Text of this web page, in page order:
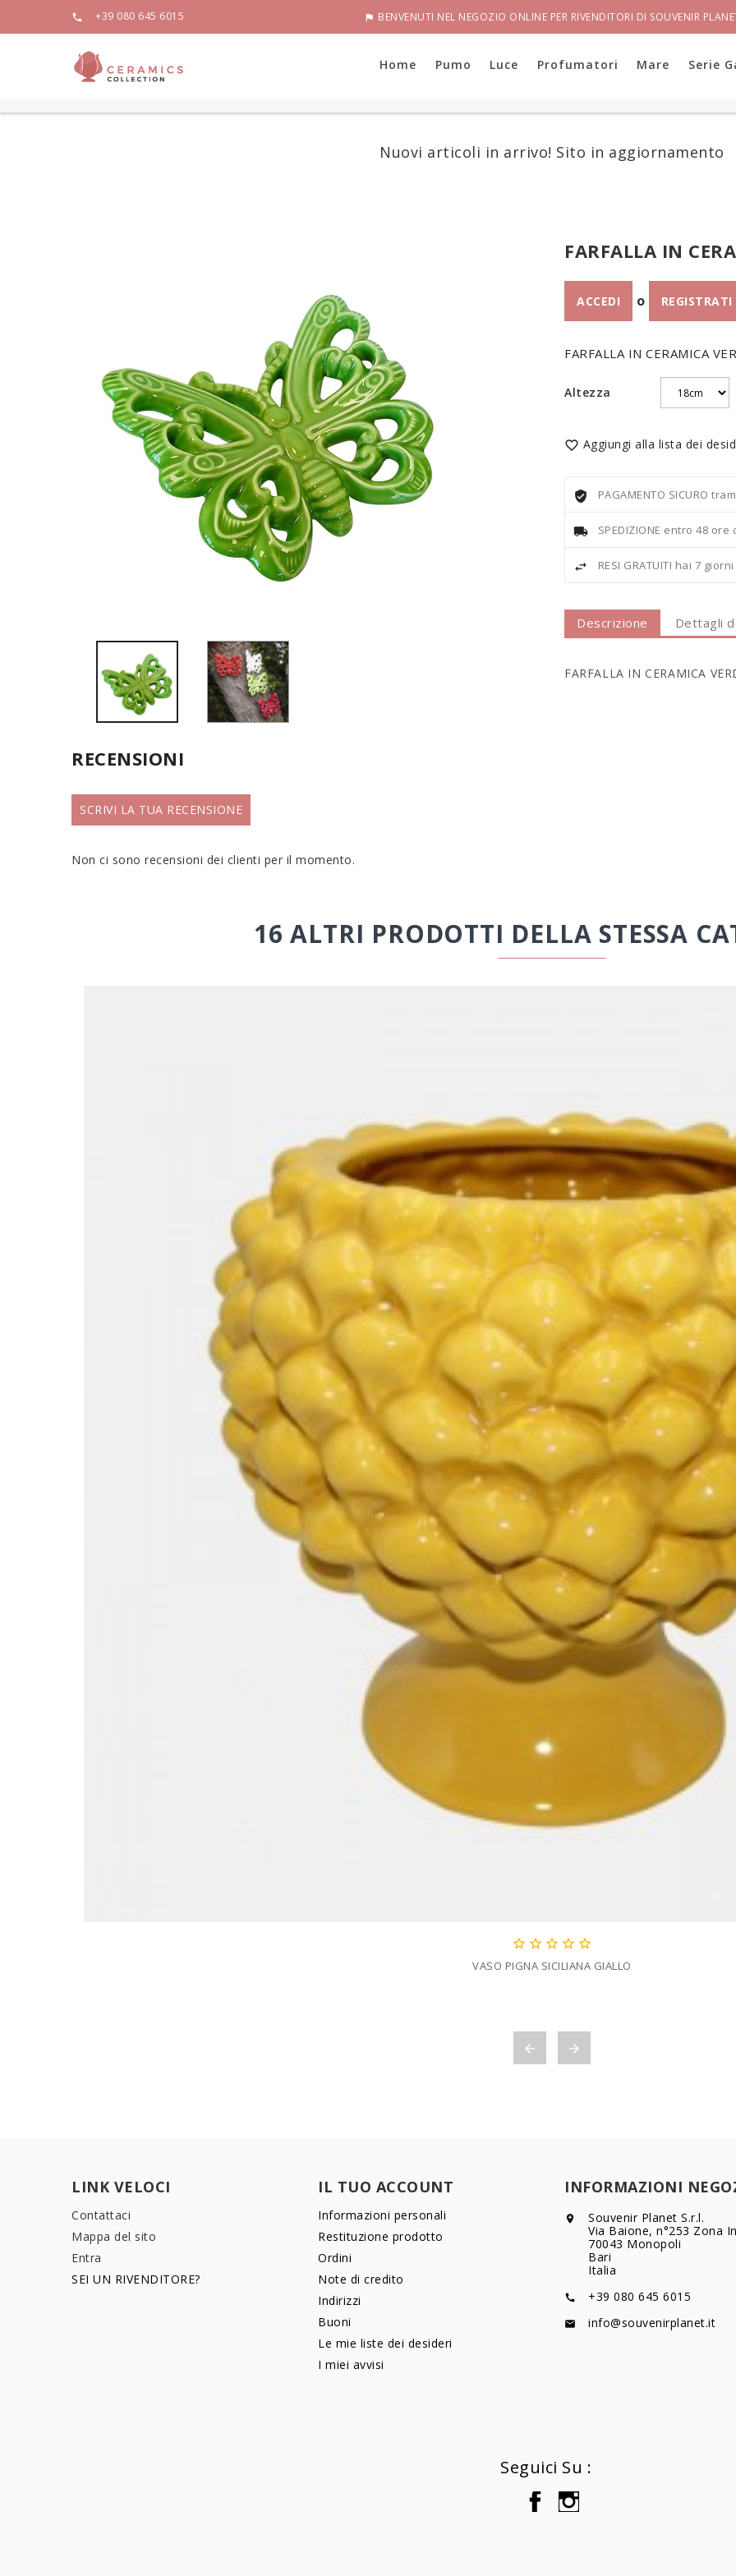
 +39 080 645 6015  BENVENUTI NEL NEGOZIO ONLINE PER RIVENDITORI DI SOUVENIR
Home Pumo Luce Profumatori Mare Serie
Nuovi articoli in arrivo! Sito in aggiornamento
FARFALLA IN
ACCEDI o REGISTRATI
FARFALLA IN CERAMICA
Altezza
 Aggiungi alla lista dei
PAGAMENTO SICURO
SPEDIZIONE entro 48
RESI GRATUITI hai 7
Descrizione Dettagli
FARFALLA IN CERAMICA
RECENSIONI
SCRIVI LA TUA RECENSIONE
Non ci sono recensioni dei clienti per il momento.
16 ALTRI PRODOTTI DELLA STESSA
    
VASO PIGNA SICILIANA GIALLO
 
LINK VELOCI
Contattaci
Mappa del sito
Entra
SEI UN RIVENDITORE?
IL TUO ACCOUNT
Informazioni personali
Restituzione prodotto
Ordini
Note di credito
Indirizzi
Buoni
Le mie liste dei desideri
I miei avvisi
INFORMAZIONI

Souvenir Planet S.r.l.
Via Baione, n°253 Zona
70043 Monopoli
Bari
Italia
 +39 080 645 6015
 info@souvenirplanet.it
Seguici Su :